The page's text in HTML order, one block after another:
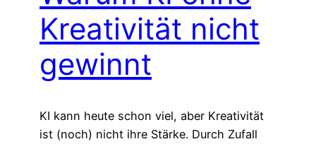
Kreativität nicht
gewinnt
KI kann heute schon viel, aber Kreativität
ist (noch) nicht ihre Stärke. Durch Zufall